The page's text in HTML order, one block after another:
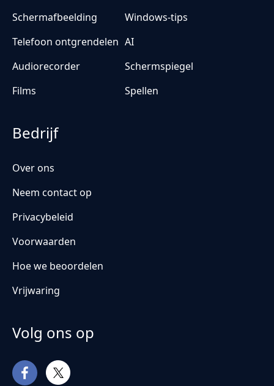
Schermafbeelding
Windows-tips
Telefoon ontgrendelen AI
Audiorecorder
Schermspiegel
Films
Spellen
Bedrijf
Over ons
Neem contact op
Privacybeleid
Voorwaarden
Hoe we beoordelen
Vrijwaring
Volg ons op